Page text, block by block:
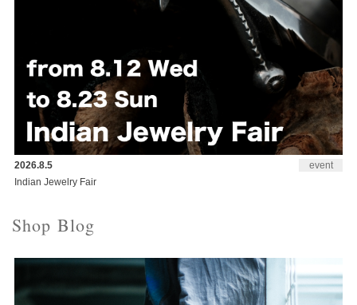
event
2026.8.5
Indian Jewelry Fair
Shop Blog